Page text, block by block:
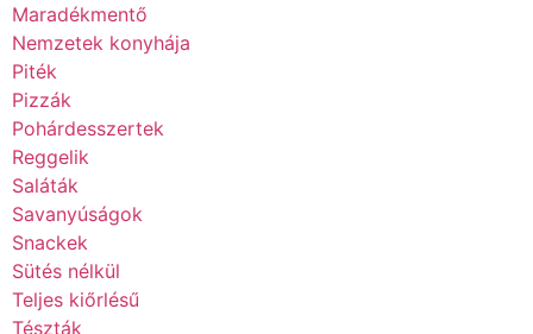
Maradékmentő
Nemzetek konyhája
Piték
Pizzák
Pohárdesszertek
Reggelik
Saláták
Savanyúságok
Snackek
Sütés nélkül
Teljes kiőrlésű
Tészták